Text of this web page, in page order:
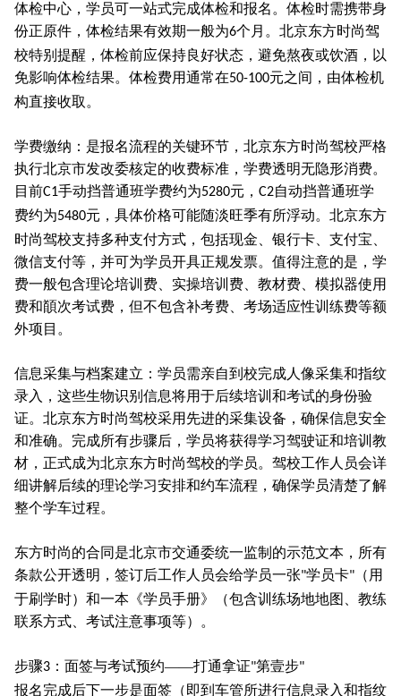
体检中心，学员可一站式完成体检和报名。体检时需携带身
份正原件，体检结果有效期一般为6个月。北京东方时尚驾
校特别提醒，体检前应保持良好状态，避免熬夜或饮酒，以
免影响体检结果。体检费用通常在50-100元之间，由体检机
构直接收取。
学费缴纳：是报名流程的关键环节，北京东方时尚驾校严格
执行北京市发改委核定的收费标准，学费透明无隐形消费。
目前C1手动挡普通班学费约为5280元， C2自动挡普通班学
费约为5480元，具体价格可能随淡旺季有所浮动。北京东方
时尚驾校支持多种支付方式，包括现金、银行卡、支付宝、
微信支付等，并可为学员开具正规发票。值得注意的是，学
费一般包含理论培训费、实操培训费、教材费、模拟器使用
费和䭭次考试费，但不包含补考费、考场适应性训练费等额
外项目。
信息采集与档案建立：学员需亲自到校完成人像采集和指纹
录入，这些生物识别信息将用于后续培训和考试的身份验
证。北京东方时尚驾校采用先进的采集设备，确保信息安全
和准确。完成所有步骤后，学员将获得学习驾驶证和培训教
材，正式成为北京东方时尚驾校的学员。驾校工作人员会详
细讲解后续的理论学习安排和约车流程，确保学员清楚了解
整个学车过程。
东方时尚的合同是北京市交通委统一监制的示范文本，所有
条款公开透明，签订后工作人员会给学员一张"学员卡"（用
于刷学时）和一本《学员手册》（包含训练场地地图、教练
联系方式、考试注意事项等）。
步骤3：面签与考试预约——打通拿证"第壹步"
报名完成后下一步是面签（即到车管所进行信息录入和指纹